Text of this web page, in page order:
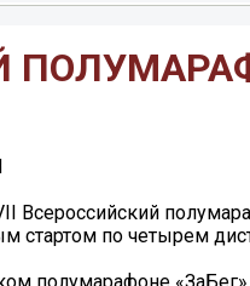
Всероссийский
стартом по четырем